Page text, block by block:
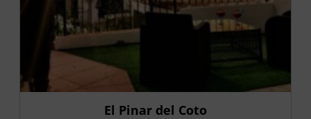
El Pinar del Coto